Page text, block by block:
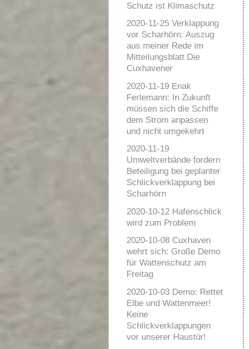
Schutz ist Klimaschutz
2020-11-25 Verklappung
vor Scharhörn: Auszug
aus meiner Rede im
Mitteilungsblatt Die
Cuxhavener
2020-11-19 Enak
Ferlemann: In Zukunft
müssen sich die Schiffe
dem Strom anpassen
und nicht umgekehrt
2020-11-19
Umweltverbände fordern
Beteiligung bei geplanter
Schlickverklappung bei
Scharhörn
2020-10-12 Hafenschlick
wird zum Problem
2020-10-08 Cuxhaven
wehrt sich: Große Demo
für Wattenschutz am
Freitag
2020-10-03 Demo: Rettet
Elbe und Wattenmeer!
Keine
Schlickverklappungen
vor unserer Haustür!